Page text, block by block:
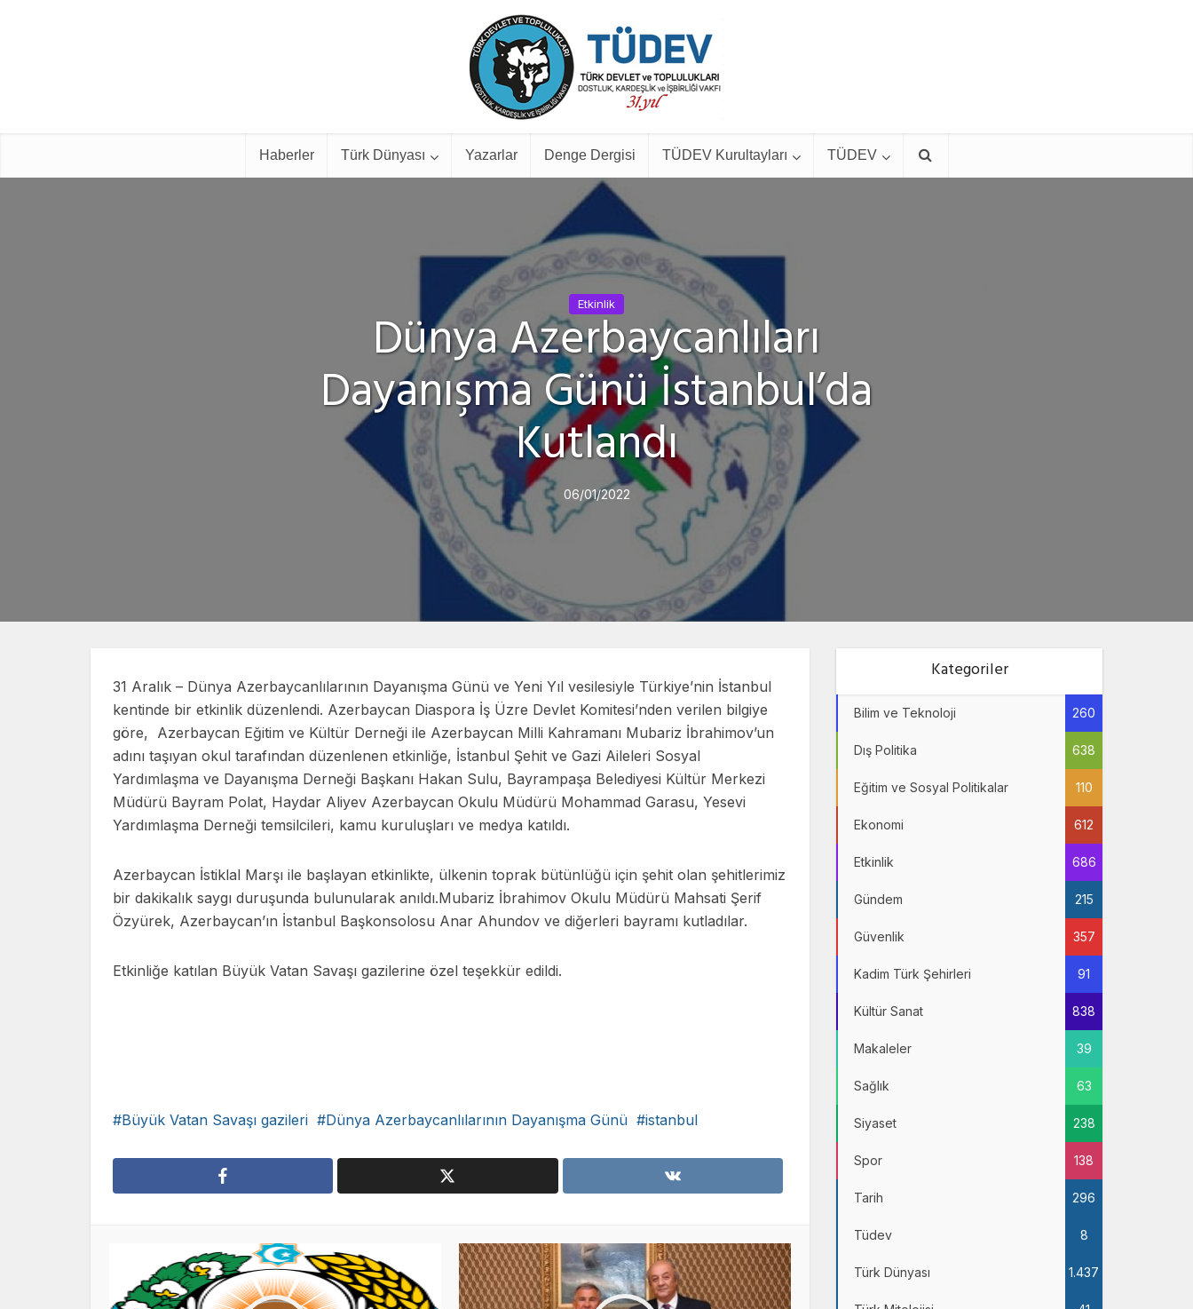
Haberler Türk Dünyası Yazarlar Denge Dergisi TÜDEV Kurultayları TÜDEV
Etkinlik
Dünya Azerbaycanlıları
Dayanışma Günü İstanbul’da
Kutlandı
06/01/2022
31 Aralık – Dünya Azerbaycanlılarının Dayanışma Günü ve Yeni Yıl vesilesiyle Türkiye’nin İstanbul
kentinde bir etkinlik düzenlendi. Azerbaycan Diaspora İş Üzre Devlet Komitesi’nden verilen bilgiye
göre, Azerbaycan Eğitim ve Kültür Derneği ile Azerbaycan Milli Kahramanı Mubariz İbrahimov’un
adını taşıyan okul tarafından düzenlenen etkinliğe, İstanbul Şehit ve Gazi Aileleri Sosyal
Yardımlaşma ve Dayanışma Derneği Başkanı Hakan Sulu, Bayrampaşa Belediyesi Kültür Merkezi
Müdürü Bayram Polat, Haydar Aliyev Azerbaycan Okulu Müdürü Mohammad Garasu, Yesevi
Yardımlaşma Derneği temsilcileri, kamu kuruluşları ve medya katıldı.
Azerbaycan İstiklal Marşı ile başlayan etkinlikte, ülkenin toprak bütünlüğü için şehit olan şehitlerimiz
bir dakikalık saygı duruşunda bulunularak anıldı.Mubariz İbrahimov Okulu Müdürü Mahsati Şerif
Özyürek, Azerbaycan’ın İstanbul Başkonsolosu Anar Ahundov ve diğerleri bayramı kutladılar.
Etkinliğe katılan Büyük Vatan Savaşı gazilerine özel teşekkür edildi.
Büyük Vatan Savaşı gazileri Dünya Azerbaycanlılarının Dayanışma Günü istanbul
Kategoriler
Bilim ve Teknoloji 260
Dış Politika 638
Eğitim ve Sosyal Politikalar 110
Ekonomi 612
Etkinlik 686
Gündem 215
Güvenlik 357
Kadim Türk Şehirleri 91
Kültür Sanat 838
Makaleler 39
Sağlık 63
Siyaset 238
Spor 138
Tarih 296
Tüdev 8
Türk Dünyası 1.437